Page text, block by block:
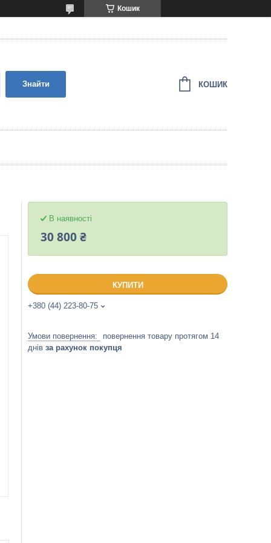
Кошик
Знайти КОШИК
В наявності
30 800 ₴
КУПИТИ
+380 (44) 223-80-75
повернення товару протягом 14
днів за рахунок покупця